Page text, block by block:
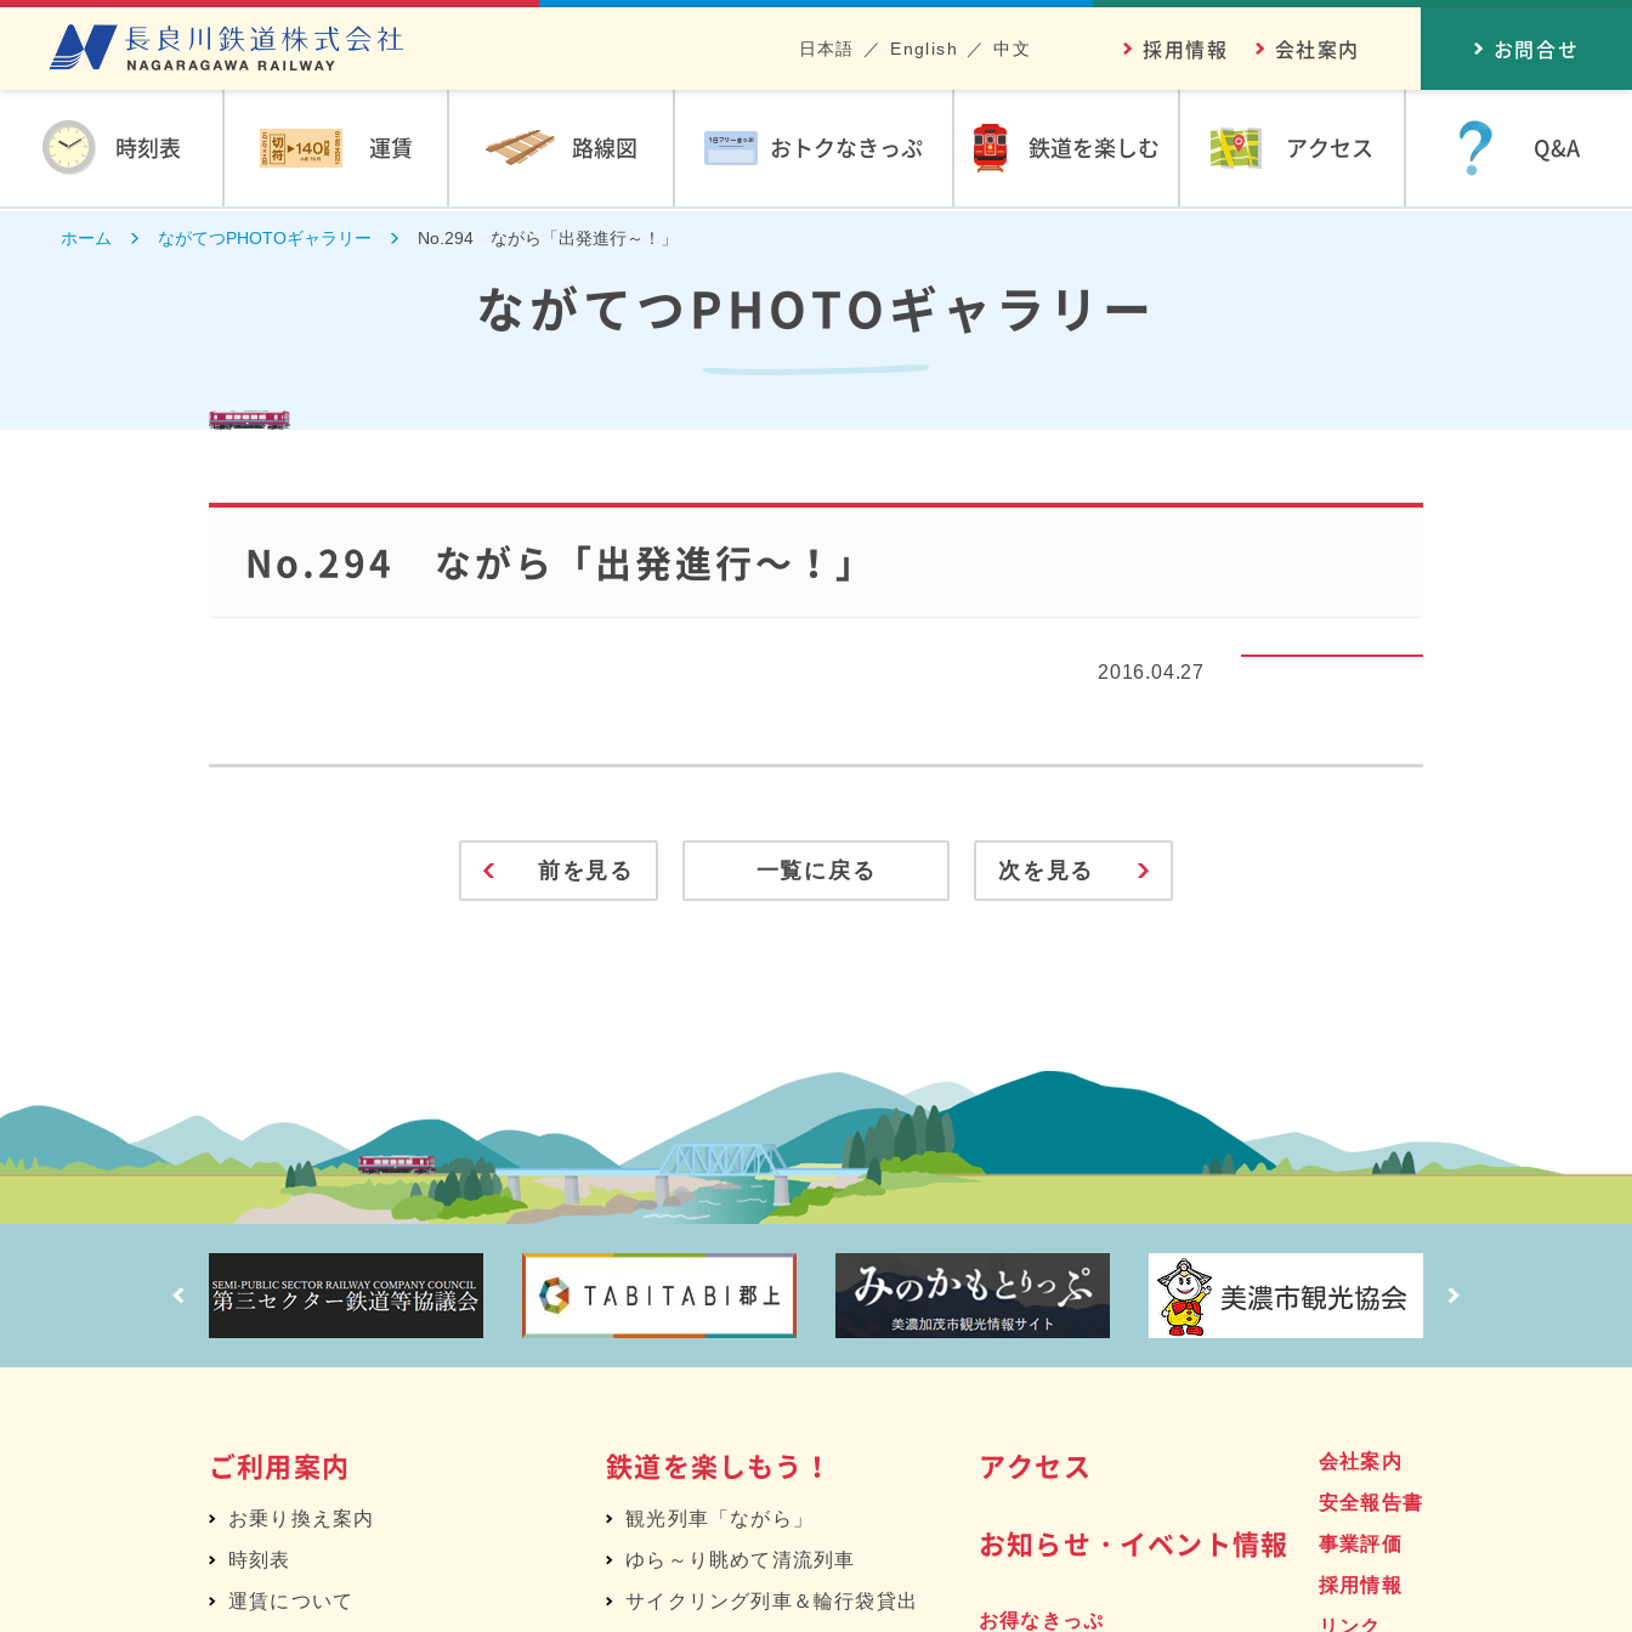
時刻表 運賃 路線図 おトクなきっぷ 鉄道を楽しむ アクセス Q&A
採用情報 会社案内
日本語 English 中文 お問合せ
ホーム ながてつPHOTOギャラリー No.294 ながら「出発進行～！」
ながてつPHOTOギャラリー
No.294 ながら「出発進行～！」
2016.04.27
前を見る 一覧に戻る 次を見る
ご利用案内
お乗り換え案内
時刻表
運賃について
鉄道を楽しもう！
観光列車「ながら」
ゆら～り眺めて清流列車
サイクリング列車＆輪行袋貸出
アクセス
お知らせ・イベント情報
お得なきっぷ
会社案内
安全報告書
事業評価
採用情報
リンク